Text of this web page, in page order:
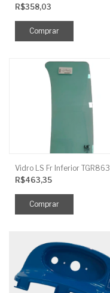
R$358,03
Vidro LS Fr Inferior TGR863
R$463,35